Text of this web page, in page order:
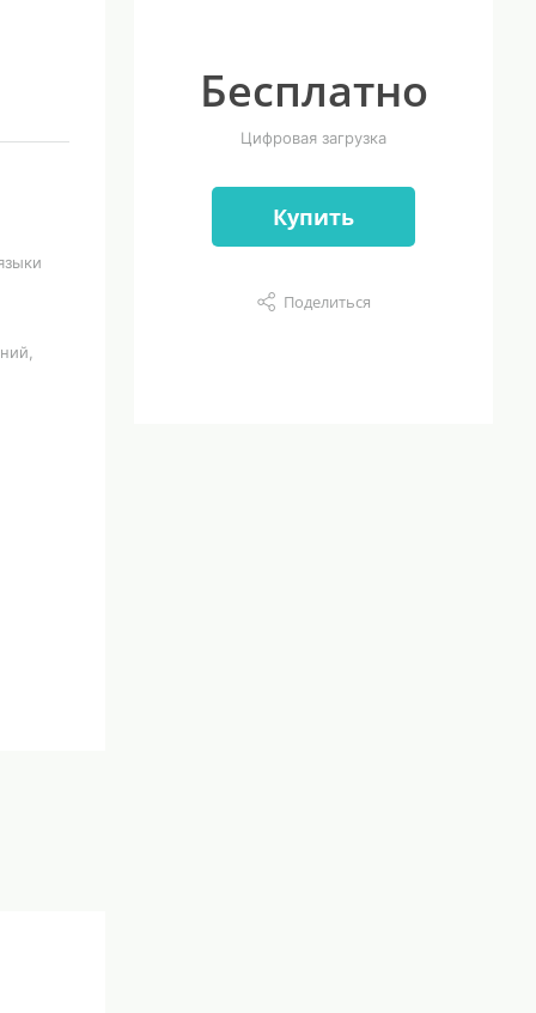
Бесплатно
Цифровая загрузка
Купить
Поделиться